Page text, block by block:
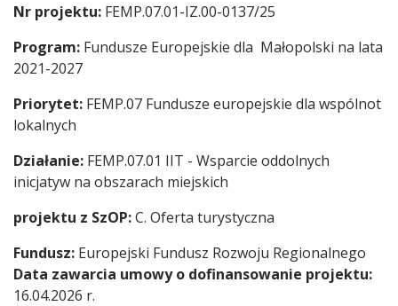
Nr projektu: FEMP.07.01-IZ.00-0137/25
Program: Fundusze Europejskie dla Małopolski na lata
2021-2027
Priorytet: FEMP.07 Fundusze europejskie dla wspólnot
lokalnych
Działanie: FEMP.07.01 IIT - Wsparcie oddolnych
inicjatyw na obszarach miejskich
projektu z SzOP:C. Oferta turystyczna
Fundusz: Europejski Fundusz Rozwoju Regionalnego
Data zawarcia umowy o dofinansowanie projektu:
16.04.2026 r.